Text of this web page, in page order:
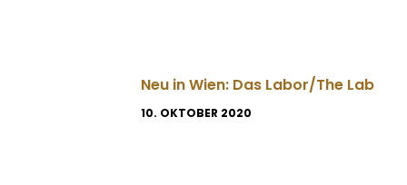
Neu in Wien: Das Labor/The Lab
10. OKTOBER 2020